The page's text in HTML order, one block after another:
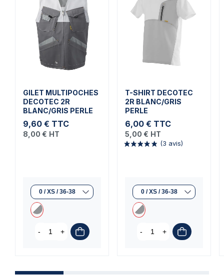
GILET MULTIPOCHES
DECOTEC 2R
BLANC/GRIS PERLE
9,60 € TTC
8,00 € HT
- +
T-SHIRT DECOTEC
2R BLANC/GRIS
PERLE
6,00 € TTC
(3 avis)
5,00 € HT
- +